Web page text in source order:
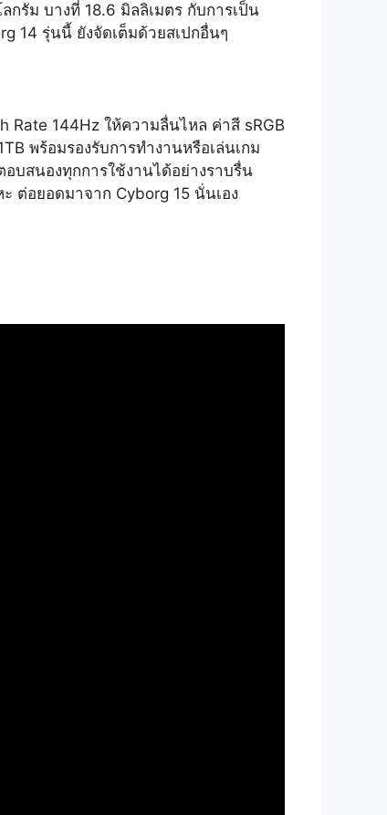
รัม บางที่ 18.6 มิลลิเมตร กับการเป็น
14 รุ่นนี้ ยังจัดเต็มด้วยสเปกอื่นๆ
Rate 144Hz ให้ความลื่นไหล ค่าสี sRGB
พร้อมรองรับการทำงานหรือเล่นเกม
บสนองทุกการใช้งานได้อย่างราบรื่น
ต่อยอดมาจาก Cyborg 15 นั่นเอง